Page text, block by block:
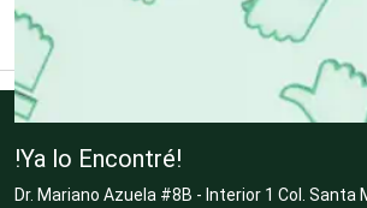
Cocinas Integrales
!Ya lo Encontré!
Dr. Mariano Azuela #8B - Interior 1 Col. Santa